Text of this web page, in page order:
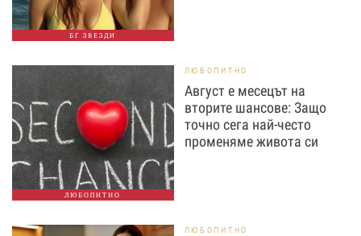
БГ ЗВЕЗДИ
ЛЮБОПИТНО
ЛЮБОПИТНО
Август е месецът на
вторите шансове: Защо
точно сега най-често
променяме живота си
ЛЮБОПИТНО